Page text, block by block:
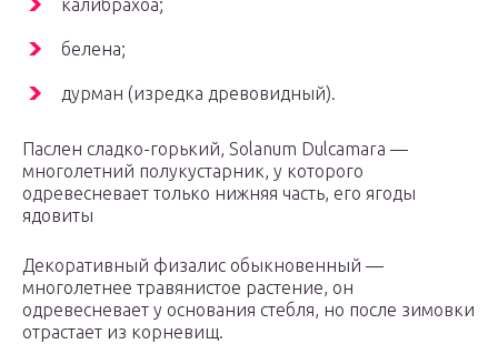
калибрахоа;
белена;
дурман (изредка древовидный).
Паслен сладко-горький, Solanum Dulcamara —
многолетний полукустарник, у которого
одревесневает только нижняя часть, его ягоды
ядовиты
Декоративный физалис обыкновенный —
многолетнее травянистое растение, он
одревесневает у основания стебля, но после зимовки
отрастает из корневищ.